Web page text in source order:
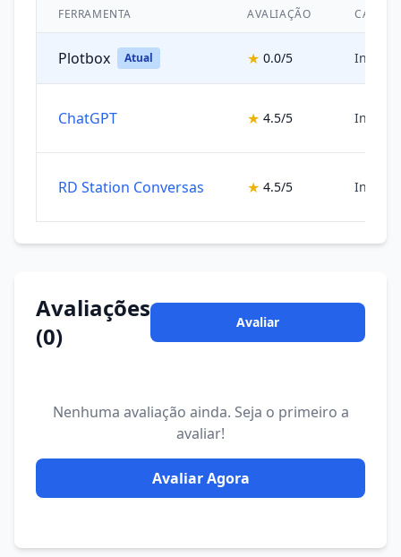
FERRAMENTA AVALIAÇÃO
Plotbox Atual ★ 0.0/5
ChatGPT ★ 4.5/5
RD Station Conversas ★ 4.5/5
Avaliações
(0)
Avaliar
Nenhuma avaliação ainda. Seja o primeiro a
avaliar!
Avaliar Agora